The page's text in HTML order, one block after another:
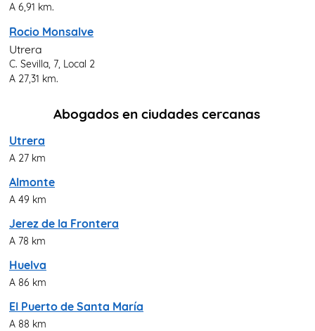
A 6,91 km.
Rocio Monsalve
Utrera
C. Sevilla, 7, Local 2
A 27,31 km.
Abogados en ciudades cercanas
Utrera
A 27 km
Almonte
A 49 km
Jerez de la Frontera
A 78 km
Huelva
A 86 km
El Puerto de Santa María
A 88 km